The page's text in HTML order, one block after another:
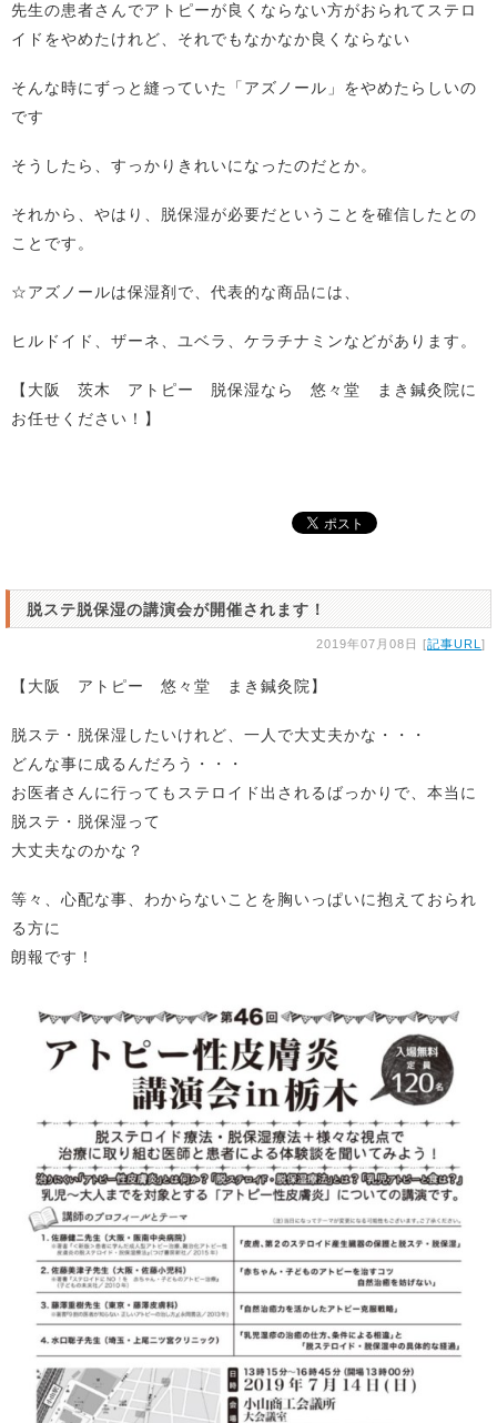
先生の患者さんでアトピーが良くならない方がおられてステロ
イドをやめたけれど、それでもなかなか良くならない
そんな時にずっと縫っていた「アズノール」をやめたらしいの
です
そうしたら、すっかりきれいになったのだとか。
それから、やはり、脱保湿が必要だということを確信したとの
ことです。
☆アズノールは保湿剤で、代表的な商品には、
ヒルドイド、ザーネ、ユベラ、ケラチナミンなどがあります。
【大阪 茨木 アトピー 脱保湿なら 悠々堂 まき鍼灸院に
お任せください！】
脱ステ脱保湿の講演会が開催されます！
2019年07月08日 [記事URL ]
【大阪 アトピー 悠々堂 まき鍼灸院】
脱ステ・脱保湿したいけれど、一人で大丈夫かな・・・
どんな事に成るんだろう・・・
お医者さんに行ってもステロイド出されるばっかりで、本当に
脱ステ・脱保湿って
大丈夫なのかな？
等々、心配な事、わからないことを胸いっぱいに抱えておられ
る方に
朗報です！